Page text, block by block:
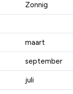
Zonnig
maart
september
juli